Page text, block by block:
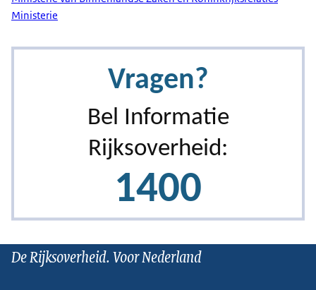
Ministerie
De Rijksoverheid. Voor Nederland